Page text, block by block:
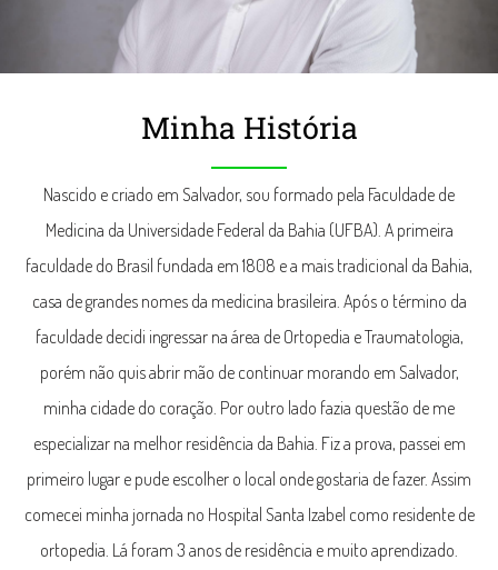
Minha História
Nascido e criado em Salvador, sou formado pela Faculdade de
Medicina da Universidade Federal da Bahia (UFBA). A primeira
faculdade do Brasil fundada em 1808 e a mais tradicional da Bahia,
casa de grandes nomes da medicina brasileira. Após o término da
faculdade decidi ingressar na área de Ortopedia e Traumatologia,
porém não quis abrir mão de continuar morando em Salvador,
minha cidade do coração. Por outro lado fazia questão de me
especializar na melhor residência da Bahia. Fiz a prova, passei em
primeiro lugar e pude escolher o local onde gostaria de fazer. Assim
comecei minha jornada no Hospital Santa Izabel como residente de
ortopedia. Lá foram 3 anos de residência e muito aprendizado.